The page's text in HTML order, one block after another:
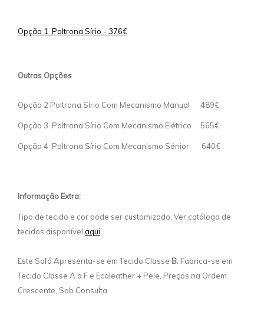
Opção 1 Poltrona Sírio - 376€
Outras Opções
Opção 2 Poltrona Sírio Com Mecanismo Manual 489€
Opção 3 Poltrona Sírio Com Mecanismo Elétrico 565€
Opção 4 Poltrona Sírio Com Mecanismo Sénior 640€
Informação Extra:
Tipo de tecido e cor pode ser customizado. Ver catálogo de
tecidos disponível aqui
Este Sofá Apresenta-se em Tecido Classe B. Fabrica-se em
Tecido Classe A a F e Ecoleather + Pele, Preços na Ordem
Crescente, Sob Consulta.